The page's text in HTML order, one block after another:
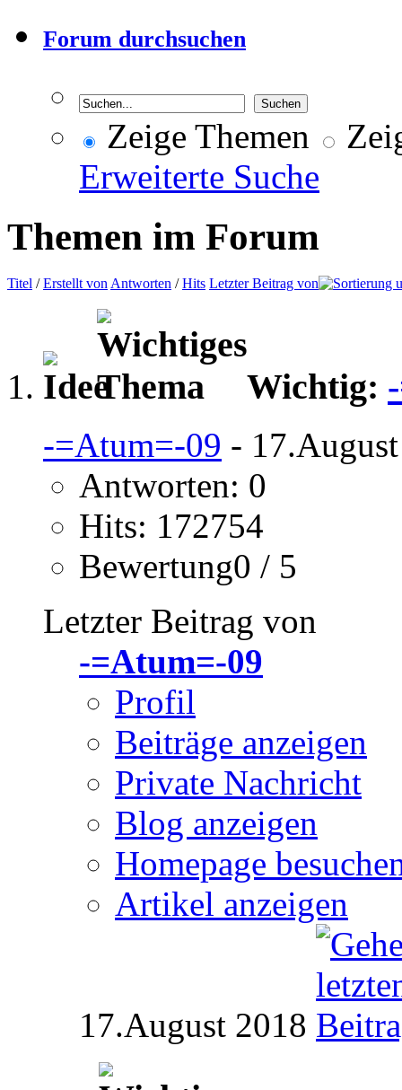
Forum durchsuchen
Zeige Themen
Erweiterte Suche
Themen im Forum
Titel /Erstellt vonAntworten /Hits Letzter Beitrag von
Wichtig:
-=Atum=-09 -
Antworten: 0
Hits: 172754
Bewertung0 / 5
Letzter Beitrag von
-=Atum=-09
Profil
Beiträge anzeigen
Private Nachricht
Blog anzeigen
Homepage
Artikel anzeigen
17.August 2018